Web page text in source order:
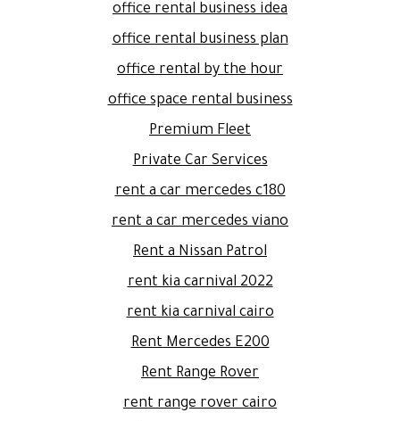
office rental business idea
office rental business plan
office rental by the hour
office space rental business
Premium Fleet
Private Car Services
rent a car mercedes c180
rent a car mercedes viano
Rent a Nissan Patrol
rent kia carnival 2022
rent kia carnival cairo
Rent Mercedes E200
Rent Range Rover
rent range rover cairo